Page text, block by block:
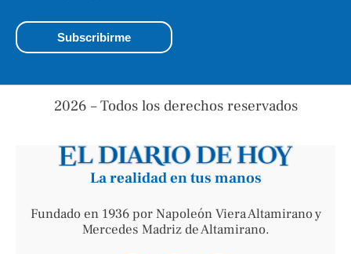
2026 – Todos los derechos reservados
La realidad en tus manos
Fundado en 1936 por Napoleón Viera Altamirano y
Mercedes Madriz de Altamirano.